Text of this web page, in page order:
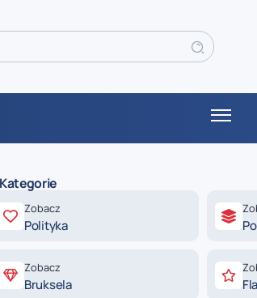
Kategorie
Zobacz
Polityka
Zobacz
Bruksela